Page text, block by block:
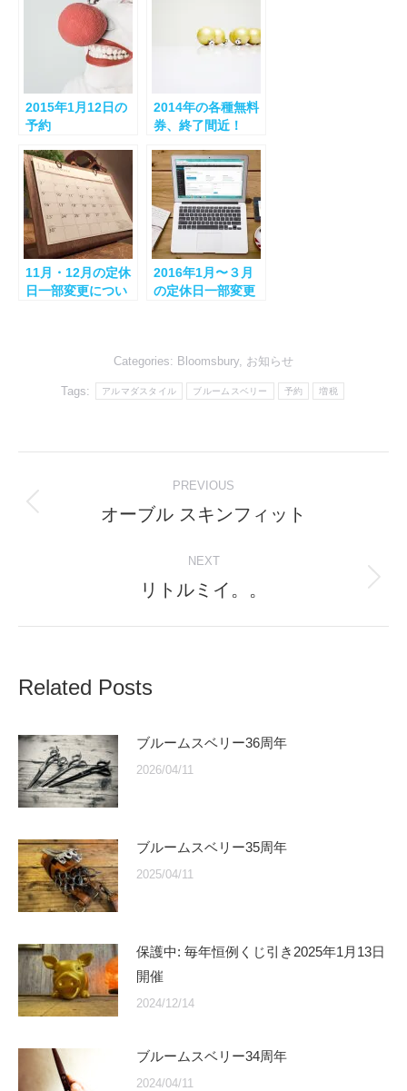
2015年1月12日の
予約
2014年の各種無料
券、終了間近！
11月・12月の定休
日一部変更につい
2016年1月〜３月
の定休日一部変更
Categories: Bloomsbury お知らせ
Tags: アルマダスタイル ブルームスベリー 予約 増税
navigation
PREVIOUS
Previous
オーブル スキンフィット
NEXT
Next
リトルミイ。。
Related Posts
ブルームスベリー36周年
2026/04/11
ブルームスベリー35周年
2025/04/11
保護中: 毎年恒例くじ引き2025年1月13日
開催
2024/12/14
ブルームスベリー34周年
2024/04/11